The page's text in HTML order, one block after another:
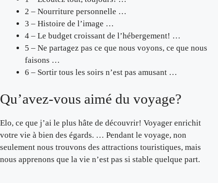
2 – Nourriture personnelle …
3 – Histoire de l’image …
4 – Le budget croissant de l’hébergement! …
5 – Ne partagez pas ce que nous voyons, ce que nous
faisons …
6 – Sortir tous les soirs n’est pas amusant …
Qu’avez-vous aimé du voyage?
Elo, ce que j’ai le plus hâte de découvrir! Voyager enrichit
votre vie à bien des égards. … Pendant le voyage, non
seulement nous trouvons des attractions touristiques, mais
nous apprenons que la vie n’est pas si stable quelque part.